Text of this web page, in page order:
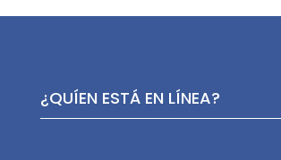
¿QUÍEN ESTÁ EN LÍNEA?